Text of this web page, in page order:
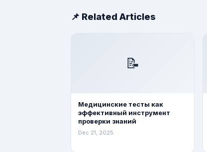
📌 Related Articles
📝
Медицинские тесты как
эффективный инструмент
проверки знаний
Dec 21, 2025